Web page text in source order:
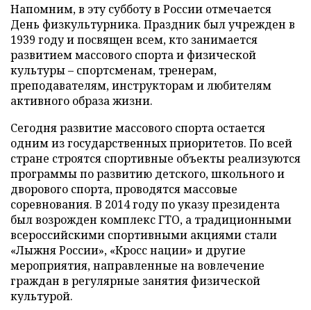
Напомним, в эту субботу в России отмечается
День физкультурника. Праздник был учрежден в
1939 году и посвящен всем, кто занимается
развитием массового спорта и физической
культуры – спортсменам, тренерам,
преподавателям, инструкторам и любителям
активного образа жизни.
Сегодня развитие массового спорта остается
одним из государственных приоритетов. По всей
стране строятся спортивные объекты реализуются
программы по развитию детского, школьного и
дворового спорта, проводятся массовые
соревнования. В 2014 году по указу президента
был возрожден комплекс ГТО, а традиционными
всероссийскими спортивными акциями стали
«Лыжня России», «Кросс нации» и другие
мероприятия, направленные на вовлечение
граждан в регулярные занятия физической
культурой.